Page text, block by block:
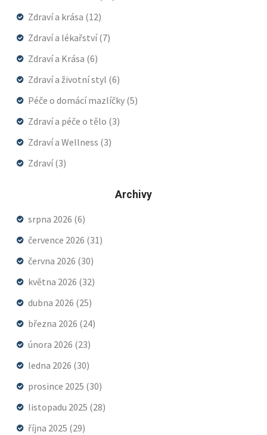
Zdraví a krása (12)
Zdraví a lékařství(7)
Zdraví a Krása (6)
Zdraví a životní styl (6)
Péče o domácí mazlíčky (5)
Zdraví a péče o tělo (3)
Zdraví a Wellness (3)
Zdraví(3)
Archivy
srpna 2026 (6)
července 2026 (31)
června 2026 (30)
května 2026 (32)
dubna 2026 (25)
března 2026 (24)
února 2026 (23)
ledna 2026 (30)
prosince 2025 (30)
listopadu 2025 (28)
října 2025 (29)